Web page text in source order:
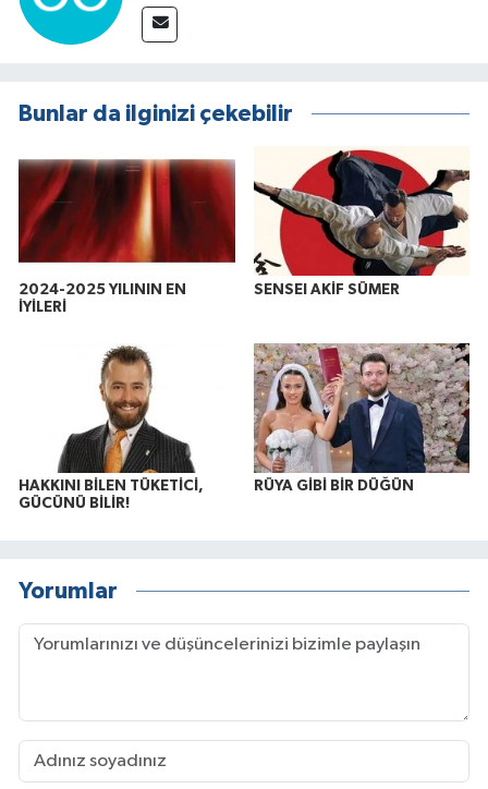
Bunlar da ilginizi çekebilir
2024-2025 YILININ EN
İYİLERİ
SENSEI AKİF SÜMER
HAKKINI BİLEN TÜKETİCİ,
GÜCÜNÜ BİLİR!
RÜYA GİBİ BİR DÜĞÜN
Yorumlar